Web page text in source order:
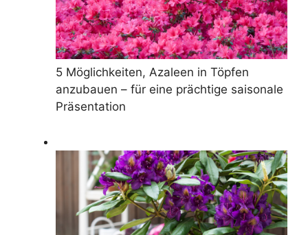
5 Möglichkeiten, Azaleen in Töpfen
anzubauen – für eine prächtige saisonale
Präsentation